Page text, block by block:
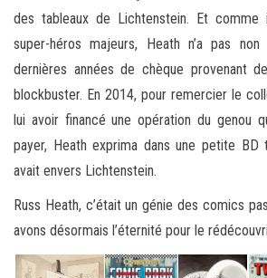
des tableaux de Lichtenstein. Et comme
super-héros majeurs, Heath n’a pas
dernières années de chèque provenant
blockbuster. En 2014, pour remercier le
lui avoir financé une opération du genou
payer, Heath exprima dans une petite BD
avait envers Lichtenstein.
Russ Heath, c’était un génie des comics
avons désormais l’éternité pour le